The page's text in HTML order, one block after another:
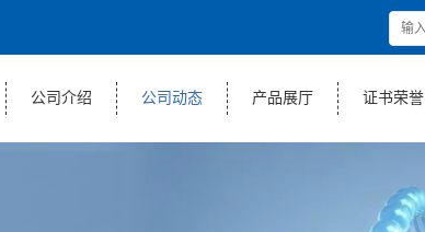
公司介绍 公司动态 产品展厅 证书荣誉